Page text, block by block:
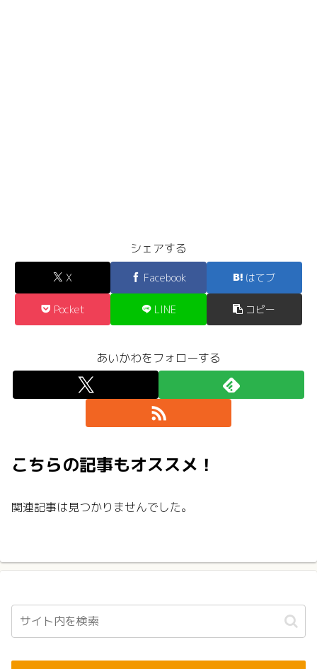
シェアする
X Facebook はてブ
Pocket LINE コピー
あいかわをフォローする
こちらの記事もオススメ！
関連記事は見つかりませんでした。